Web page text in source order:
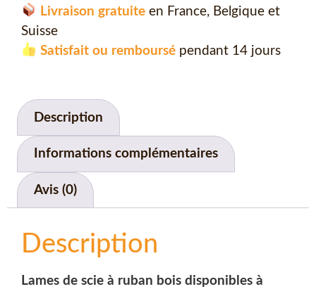
Livraison gratuiteen France, Belgique et
Suisse
Satisfait ou remboursépendant 14 jours
Description
Informations complémentaires
Avis (0)
Description
Lames de scie à ruban bois disponibles à